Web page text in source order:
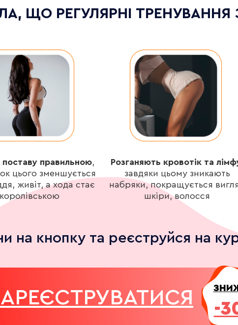
-
на кнопку та реєструйся на
ЩО РЕГУЛЯРНІ
поставу правильною,
цього зменшується
живіт, а хода стає
королівською
Розганяють кровотік та
завдяки цьому зникають
набряки, покращується
шкіри, волосся